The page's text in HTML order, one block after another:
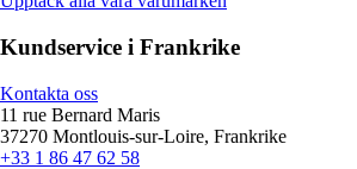
Kundservice i Frankrike
Kontakta oss
11 rue Bernard Maris
37270 Montlouis-sur-Loire, Frankrike
+33 1 86 47 62 58